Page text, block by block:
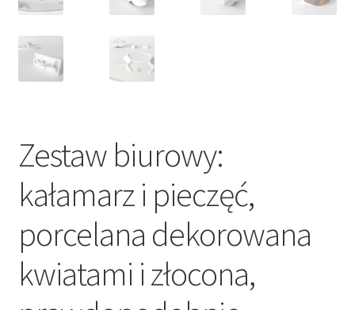
Zestaw biurowy:
kałamarz i pieczęć,
porcelana dekorowana
kwiatami i złocona,